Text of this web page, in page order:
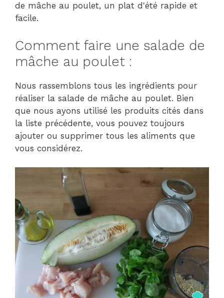
de mâche au poulet, un plat d'été rapide et
facile.
Comment faire une salade de
mâche au poulet :
Nous rassemblons tous les ingrédients pour
réaliser la salade de mâche au poulet. Bien
que nous ayons utilisé les produits cités dans
la liste précédente, vous pouvez toujours
ajouter ou supprimer tous les aliments que
vous considérez.